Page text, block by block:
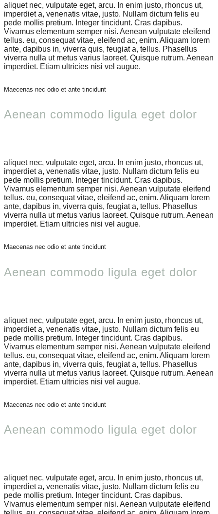
aliquet nec, vulputate eget, arcu. In enim justo, rhoncus ut,
imperdiet a, venenatis vitae, justo. Nullam dictum felis eu
pede mollis pretium. Integer tincidunt. Cras dapibus.
Vivamus elementum semper nisi. Aenean vulputate eleifend
tellus. eu, consequat vitae, eleifend ac, enim. Aliquam lorem
ante, dapibus in, viverra quis, feugiat a, tellus. Phasellus
viverra nulla ut metus varius laoreet. Quisque rutrum. Aenean
imperdiet. Etiam ultricies nisi vel augue.
Maecenas nec odio et ante tincidunt
Aenean commodo ligula eget dolor
aliquet nec, vulputate eget, arcu. In enim justo, rhoncus ut,
imperdiet a, venenatis vitae, justo. Nullam dictum felis eu
pede mollis pretium. Integer tincidunt. Cras dapibus.
Vivamus elementum semper nisi. Aenean vulputate eleifend
tellus. eu, consequat vitae, eleifend ac, enim. Aliquam lorem
ante, dapibus in, viverra quis, feugiat a, tellus. Phasellus
viverra nulla ut metus varius laoreet. Quisque rutrum. Aenean
imperdiet. Etiam ultricies nisi vel augue.
Maecenas nec odio et ante tincidunt
Aenean commodo ligula eget dolor
aliquet nec, vulputate eget, arcu. In enim justo, rhoncus ut,
imperdiet a, venenatis vitae, justo. Nullam dictum felis eu
pede mollis pretium. Integer tincidunt. Cras dapibus.
Vivamus elementum semper nisi. Aenean vulputate eleifend
tellus. eu, consequat vitae, eleifend ac, enim. Aliquam lorem
ante, dapibus in, viverra quis, feugiat a, tellus. Phasellus
viverra nulla ut metus varius laoreet. Quisque rutrum. Aenean
imperdiet. Etiam ultricies nisi vel augue.
Maecenas nec odio et ante tincidunt
Aenean commodo ligula eget dolor
aliquet nec, vulputate eget, arcu. In enim justo, rhoncus ut,
imperdiet a, venenatis vitae, justo. Nullam dictum felis eu
pede mollis pretium. Integer tincidunt. Cras dapibus.
Vivamus elementum semper nisi. Aenean vulputate eleifend